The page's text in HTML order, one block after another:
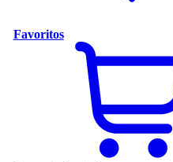
Favoritos